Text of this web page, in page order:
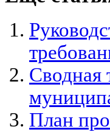
Сводная
План